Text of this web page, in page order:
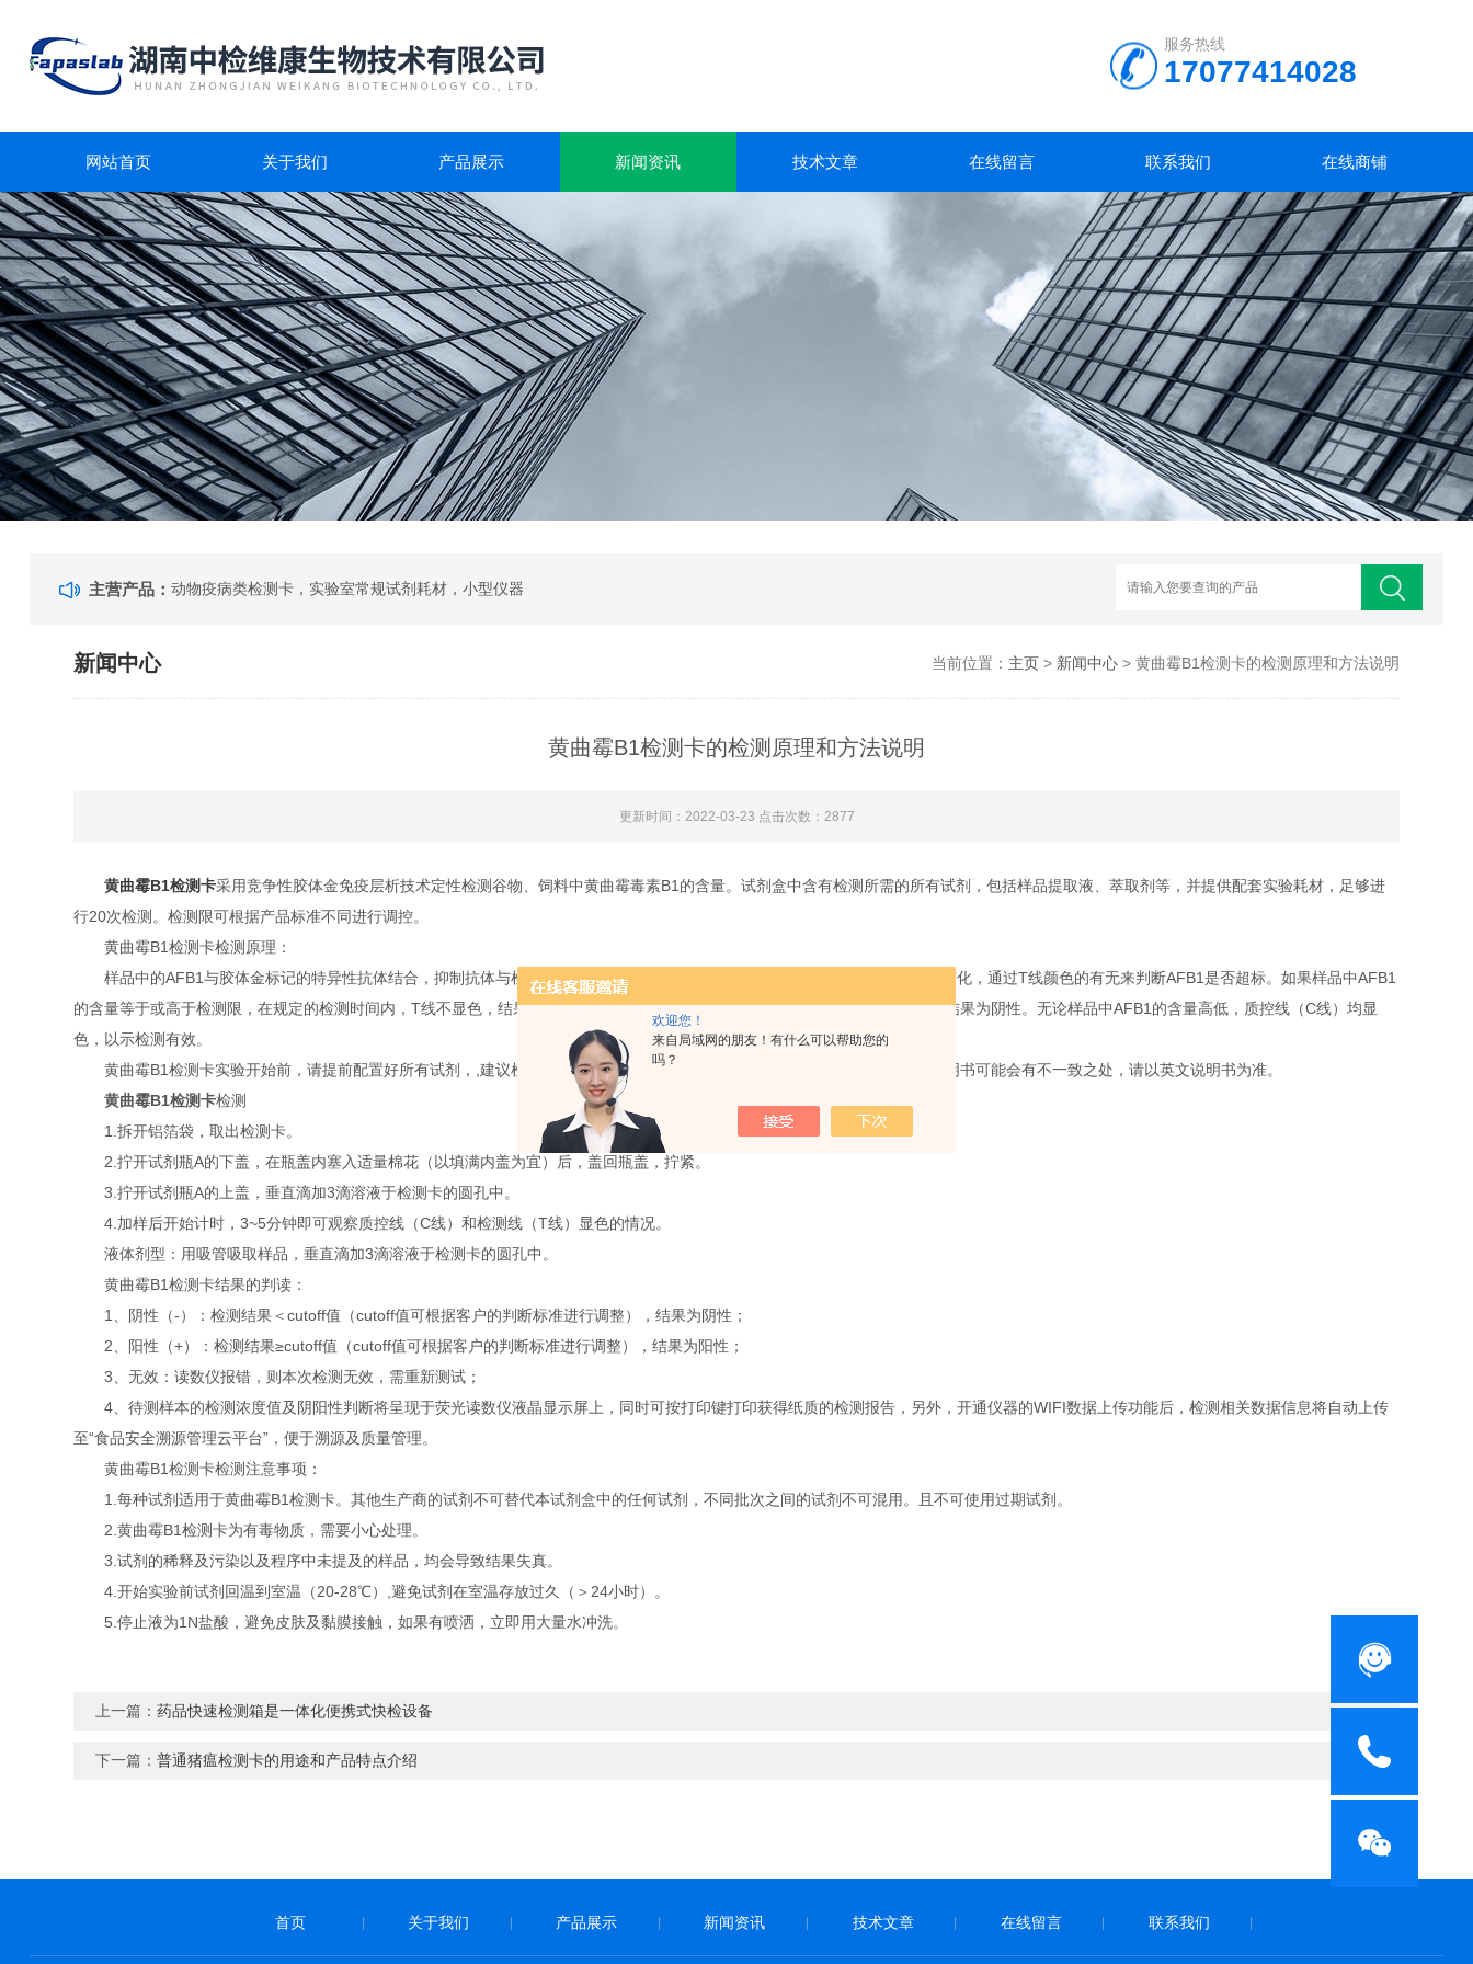
欢迎您！
来自局域网的朋友！有什么可以帮助您的
吗？
服务热线
17077414028
网站首页 关于我们 产品展示 新闻资讯 技术文章 在线留言 联系我们 在线商铺
主营产品：动物疫病类检测卡，实验室常规试剂耗材，小型仪器
新闻中心 当前位置： 主页> 新闻中心> 黄曲霉B1检测卡的检测原理和方法说明
黄曲霉B1检测卡的检测原理和方法说明
更新时间：2022-03-23 点击次数：2877
黄曲霉B1检测卡采用竞争性胶体金免疫层析技术定性检测谷物、饲料中黄曲霉毒素B1的含量。试剂盒中含有检测所需的所有试剂，包括样品提取液、萃取剂等，并提供配套实验耗材，足够进
行20次检测。检测限可根据产品标准不同进行调控。
黄曲霉B1检测卡检测原理：
样品中的AFB1与胶体金标记的特异性抗体结合，抑制抗体与检测线（T线）上的AFB1-BSA偶联物之间的结合，导致T线颜色变化，通过T线颜色的有无来判断AFB1是否超标。如果样品中AFB1
的含量等于或高于检测限，在规定的检测时间内，T线不显色，结果为阳性；反之，T线显色，则样品中AFB1的含量低于检测限，结果为阴性。无论样品中AFB1的含量高低，质控线（C线）均显
色，以示检测有效。
黄曲霉B1检测卡实验开始前，请提前配置好所有试剂，,建议检测样品时均设双孔测定，以保证检测结果的准确性,中、英文说明书可能会有不一致之处，请以英文说明书为准。
黄曲霉B1检测卡检测
1.拆开铝箔袋，取出检测卡。
2.拧开试剂瓶A的下盖，在瓶盖内塞入适量棉花（以填满内盖为宜）后，盖回瓶盖，拧紧。
3.拧开试剂瓶A的上盖，垂直滴加3滴溶液于检测卡的圆孔中。
4.加样后开始计时，3~5分钟即可观察质控线（C线）和检测线（T线）显色的情况。
液体剂型：用吸管吸取样品，垂直滴加3滴溶液于检测卡的圆孔中。
黄曲霉B1检测卡结果的判读：
1、阴性（-）：检测结果＜cutoff值（cutoff值可根据客户的判断标准进行调整），结果为阴性；
2、阳性（+）：检测结果≥cutoff值（cutoff值可根据客户的判断标准进行调整），结果为阳性；
3、无效：读数仪报错，则本次检测无效，需重新测试；
4、待测样本的检测浓度值及阴阳性判断将呈现于荧光读数仪液晶显示屏上，同时可按打印键打印获得纸质的检测报告，另外，开通仪器的WIFI数据上传功能后，检测相关数据信息将自动上传
至“食品安全溯源管理云平台”，便于溯源及质量管理。
黄曲霉B1检测卡检测注意事项：
1.每种试剂适用于黄曲霉B1检测卡。其他生产商的试剂不可替代本试剂盒中的任何试剂，不同批次之间的试剂不可混用。且不可使用过期试剂。
2.黄曲霉B1检测卡为有毒物质，需要小心处理。
3.试剂的稀释及污染以及程序中未提及的样品，均会导致结果失真。
4.开始实验前试剂回温到室温（20-28℃）,避免试剂在室温存放过久（＞24小时）。
5.停止液为1N盐酸，避免皮肤及黏膜接触，如果有喷洒，立即用大量水冲洗。
上一篇：药品快速检测箱是一体化便携式快检设备
下一篇：普通猪瘟检测卡的用途和产品特点介绍
首页 关于我们 产品展示 新闻资讯 技术文章 在线留言 联系我们